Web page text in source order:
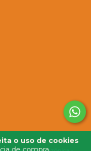
o uso de cookies